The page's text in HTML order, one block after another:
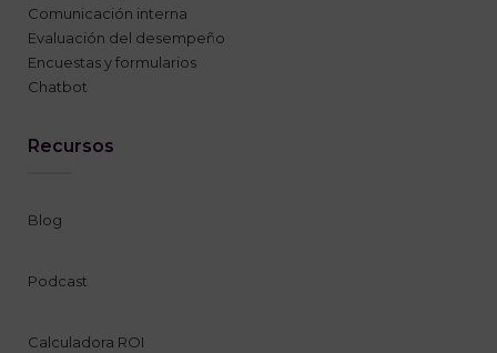
Comunicación interna
Evaluación del desempeño
Encuestas y formularios
Chatbot
Recursos
Blog
Podcast
Calculadora ROI